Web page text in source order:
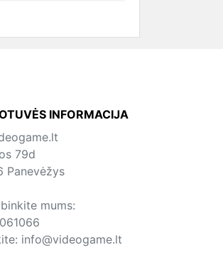
INFORMACIJA
79d
Panevėžys
mums:
info@videogame.lt